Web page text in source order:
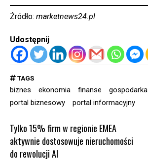
Źródło: marketnews24.pl
Udostępnij
TAGS
biznes ekonomia finanse
gospodarka
portal biznesowy
portal informacyjny
Tylko 15% firm w regionie EMEA
aktywnie dostosowuje nieruchomości
do rewolucji AI